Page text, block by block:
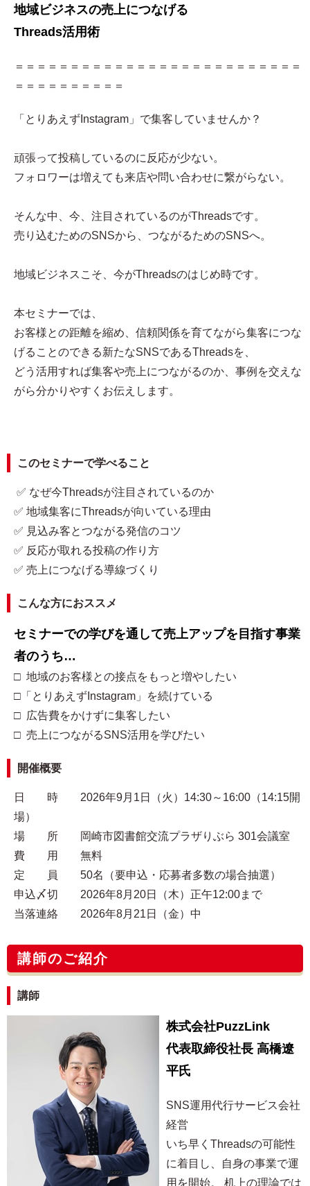
地域ビジネスの売上につなげる
Threads活用術
＝＝＝＝＝＝＝＝＝＝＝＝＝＝＝＝＝＝＝＝＝＝＝＝＝＝
＝＝＝＝＝＝＝＝＝＝
「とりあえずInstagram」で集客していませんか？
頑張って投稿しているのに反応が少ない。
フォロワーは増えても来店や問い合わせに繋がらない。
そんな中、今、注目されているのがThreadsです。
売り込むためのSNSから、つながるためのSNSへ。
地域ビジネスこそ、今がThreadsのはじめ時です。
本セミナーでは、
お客様との距離を縮め、信頼関係を育てながら集客につな
げることのできる新たなSNSであるThreadsを、
どう活用すれば集客や売上につながるのか、事例を交えな
がら分かりやすくお伝えします。
このセミナーで学べること
✅ なぜ今Threadsが注目されているのか
✅ 地域集客にThreadsが向いている理由
✅ 見込み客とつながる発信のコツ
✅ 反応が取れる投稿の作り方
✅ 売上につなげる導線づくり
こんな方におススメ
セミナーでの学びを通して売上アップを目指す事業
者のうち…
□ 地域のお客様との接点をもっと増やしたい
□「とりあえずInstagram」を続けている
□ 広告費をかけずに集客したい
□ 売上につながるSNS活用を学びたい
開催概要
日 時 2026年9月1日（火）14:30～16:00（14:15開
場）
場 所 岡崎市図書館交流プラザりぶら 301会議室
費 用 無料
定 員 50名（要申込・応募者多数の場合抽選）
申込〆切 2026年8月20日（木）正午12:00まで
当落連絡 2026年8月21日（金）中
講師のご紹介
講師
株式会社PuzzLink
代表取締役社長 高橋遼
平氏
SNS運用代行サービス会社
経営
いち早くThreadsの可能性
に着目し、自身の事業で運
用を開始。 机上の理論では